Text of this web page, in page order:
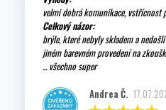
velmi dobrá komunikace, vstřícnost
Celkový názor:
brýle, které nebyly skladem a
jiném barevném provedení na
... všechno super
Andrea Č.